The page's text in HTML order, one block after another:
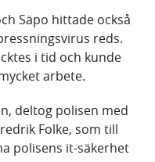
Säpo hittade också
reds.
i tid och kunde
arbete.
deltog polisen med
Folke, som till
polisens it-säkerhet